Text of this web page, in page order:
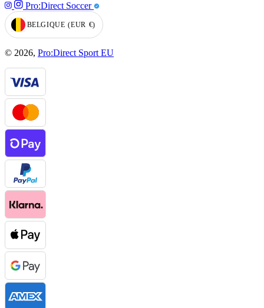
Pro:Direct Soccer
GEOLOCATION BUTTON: BELGIQUE, EUR, €
BELGIQUE (EUR €)
© 2026, Pro:Direct Sport EU